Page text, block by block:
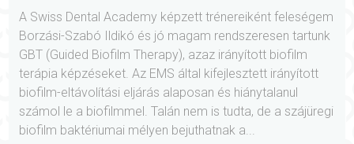
A Swiss Dental Academy képzett trénereiként feleségem
Borzási-Szabó Ildikó és jó magam rendszeresen tartunk
GBT (Guided Biofilm Therapy), azaz irányított biofilm
terápia képzéseket. Az EMS által kifejlesztett irányított
biofilm-eltávolítási eljárás alaposan és hiánytalanul
számol le a biofilmmel. Talán nem is tudta, de a szájüregi
biofilm baktériumai mélyen bejuthatnak a...